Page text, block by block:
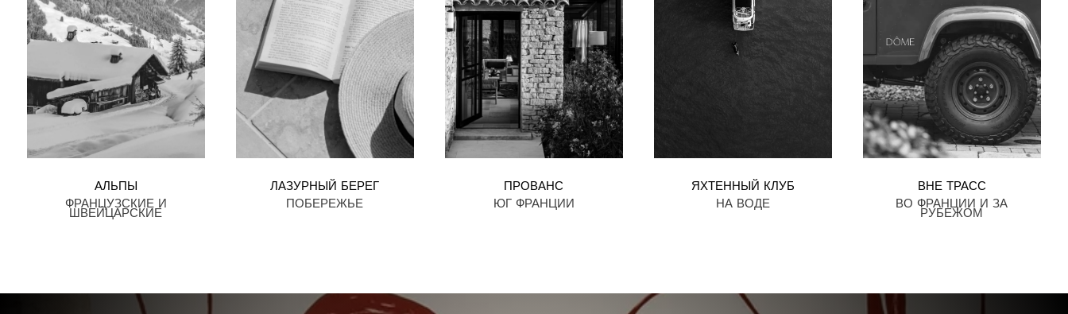
АЛЬПЫ
ФРАНЦУЗСКИЕИ
ШВЕЙЦАРСКИЕ
ЛАЗУРНЫЙ БЕРЕГ
ПОБЕРЕЖЬЕ
ПРОВАНС
ЮГ ФРАНЦИИ
ЯХТЕННЫЙ КЛУБ
НА ВОДЕ
ВНЕ ТРАСС
ВО ФРАНЦИИ И ЗА
РУБЕЖОМ